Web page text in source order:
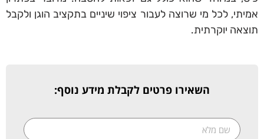
אמיתי, לכל מי שרוצה לעבור ציפוי שיניים בתקציב הוגן ולקבל
תוצאה יוקרתית.
השאירו פרטים לקבלת מידע נוסף: